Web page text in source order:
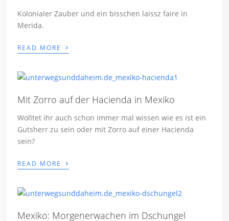
Kolonialer Zauber und ein bisschen laissz faire in
Merida.
READ MORE ›
Mit Zorro auf der Hacienda in Mexiko
Wolltet ihr auch schon immer mal wissen wie es ist ein
Gutsherr zu sein oder mit Zorro auf einer Hacienda
sein?
READ MORE ›
Mexiko: Morgenerwachen im Dschungel